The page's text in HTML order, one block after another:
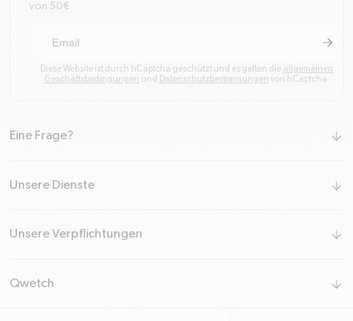
von 50€
arrow-
Sich
Diese Website ist durch hCaptcha geschützt und es gelten die allgemeinen
Geschäftsbedingungen und Datenschutzbestimmungen von hCaptcha.
Eine Frage?
arrow-down
Unsere Dienste
arrow-down
Unsere Verpflichtungen
arrow-down
Qwetch
arrow-down